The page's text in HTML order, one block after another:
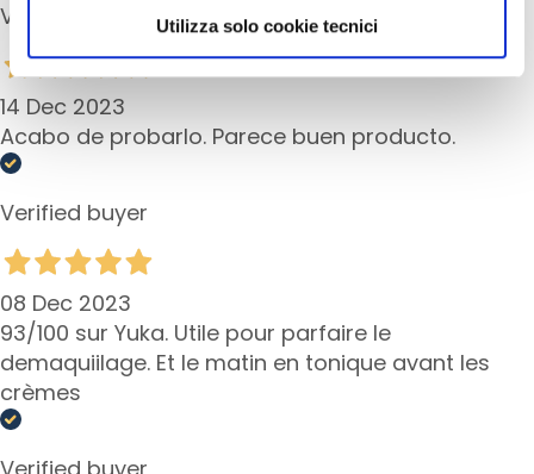
scegliere, in modo più granulare, quali cookie
Utilizza solo cookie tecnici
u
g
e
n
n
d
L
i
p
p
e
n
f
Verified buyer
14 Dec 2023
Acabo de probarlo. Parece buen producto.
Verified buyer
08 Dec 2023
93/100 sur Yuka. Utile pour parfaire le
demaquiilage. Et le matin en tonique avant les
crèmes